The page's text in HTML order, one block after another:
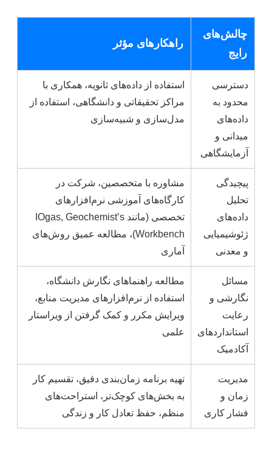
چالش‌های
رایج
راهکارهای مؤثر
دسترسی
محدود به
داده‌های
میدانی و
آزمایشگاهی
استفاده از داده‌های ثانویه، همکاری با
مراکز تحقیقاتی و دانشگاهی، استفاده از
مدل‌سازی و شبیه‌سازی
پیچیدگی
تحلیل
داده‌های
ژئوشیمیایی
و معدنی
مشاوره با متخصصین، شرکت در
کارگاه‌های آموزشی نرم‌افزارهای
تخصصی (مانند IOgas, Geochemist’s
Workbench)، مطالعه عمیق روش‌های
آماری
مسائل
نگارشی و
رعایت
استانداردهای
آکادمیک
مطالعه راهنماهای نگارش دانشگاه،
استفاده از نرم‌افزارهای مدیریت منابع،
ویرایش مکرر و کمک گرفتن از ویراستار
علمی
مدیریت
زمان و
فشار کاری
تهیه برنامه زمان‌بندی دقیق، تقسیم کار
به بخش‌های کوچک‌تر، استراحت‌های
منظم، حفظ تعادل کار و زندگی